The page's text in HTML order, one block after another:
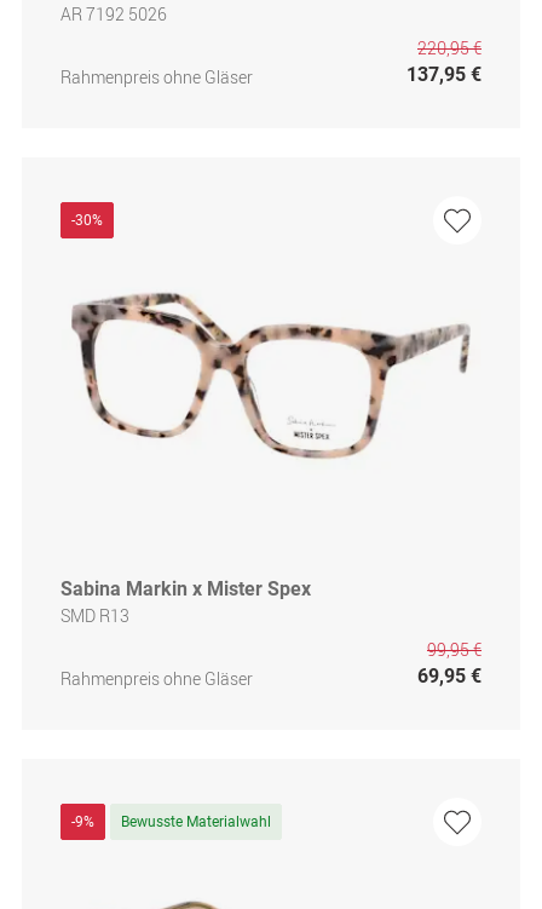
AR 7192 5026
Rahmenpreis ohne Gläser
220,95 €
137,95 €
-30%
Sabina Markin x Mister Spex
SMD R13
Rahmenpreis ohne Gläser
99,95 €
69,95 €
-9% Bewusste Materialwahl